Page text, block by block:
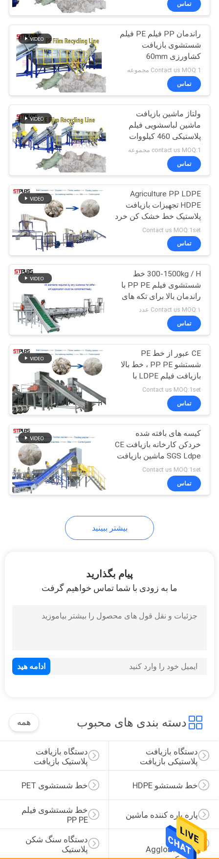
COMPANY
NEWS
نقشه
سایت
PRIVACY
POLICY
خط شستشوی فیلم
PP PE
39
پاره پاره کننده ماشین
113
دستگاه سنگ شکن
پلاستیک
54
ماشین Agglomerator
پلاستیک
6
دستگاه فشرده سازی
فیلم پلاستیکی
24
تک پیچ
اکسترودر پلاستیک پیچ
دستگاه کمکی پلاستیک
20
تماس
راندمان PP فیلم PE فیلم
شستشوی بازیافت
کشاورزی 60mm
1500kg/H
Contact us MOQ:1 مجموعه
تماس
ولتاژ ماشین بازیافت
ماشین لباسشویی فیلم
پلاستیکی 460 کیلووات
واحد بازیافت سفارشی
contact us MOQ:1 مجموعه
تماس
Agriculture PP LDPE
HDPE تجهیزات بازیافت
پلاستیک خط خشک کن خرد
کردن ضایعات
Contact us MOQ:1set
تماس
300-1500kg / H خط
شستشوی فیلم PP PE با
راندمان بالا برای تکه های
تمیز و خشک
Contact us MOQ:۱ عدد
تماس
CE عبور از خط PE
شستشو PP PE ، خط بالا
بازیافت فیلم LDPE با
سرعت بالا
Contact us MOQ:1set
تماس
کیسه های بافته شده
خردکن کارخانه بازیافت CE
SGS Ldpe ماشین بازیافت
Contact us MOQ:1set
تماس
بیشتر ببینید
پیام بگذارید
ما به زودی با شما تماس خواهیم گرفت
دسته بندی های محبوب همه
دستگاه بازیافت
پلاستیک بازیافت
دستگاه بازیافت
پلاستیکی بازیافت
خط شستشوی PET خط شستشو HDPE
خط شستشوی فیلم
PP PE
پاره پاره کننده ماشین
دستگاه سنگ شکن
پلاستیک
ماشین
Agglomerator